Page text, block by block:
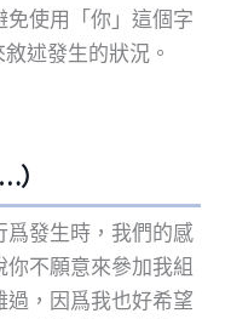
使用「你」這個字
述發生的狀況。
）
發生時，我們的感
不願意來參加我組
，因爲我也好希望